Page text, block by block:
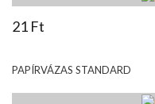
21 Ft
PAPÍRVÁZAS STANDARD